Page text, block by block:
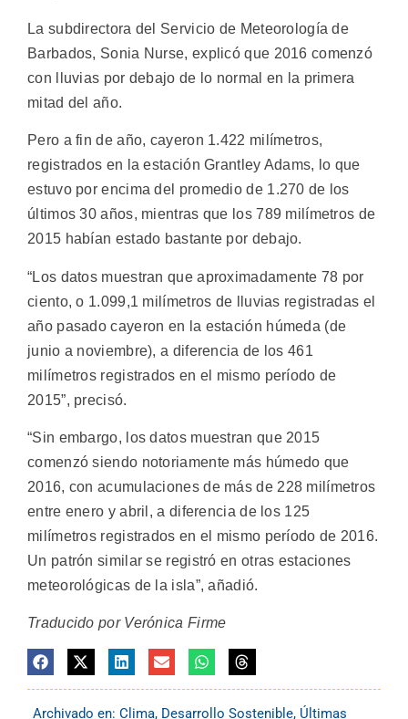
La subdirectora del Servicio de Meteorología de
Barbados, Sonia Nurse, explicó que 2016 comenzó
con lluvias por debajo de lo normal en la primera
mitad del año.
Pero a fin de año, cayeron 1.422 milímetros,
registrados en la estación Grantley Adams, lo que
estuvo por encima del promedio de 1.270 de los
últimos 30 años, mientras que los 789 milímetros de
2015 habían estado bastante por debajo.
“Los datos muestran que aproximadamente 78 por
ciento, o 1.099,1 milímetros de lluvias registradas el
año pasado cayeron en la estación húmeda (de
junio a noviembre), a diferencia de los 461
milímetros registrados en el mismo período de
2015”, precisó.
“Sin embargo, los datos muestran que 2015
comenzó siendo notoriamente más húmedo que
2016, con acumulaciones de más de 228 milímetros
entre enero y abril, a diferencia de los 125
milímetros registrados en el mismo período de 2016.
Un patrón similar se registró en otras estaciones
meteorológicas de la isla”, añadió.
Traducido por Verónica Firme
Archivado en: Clima, Desarrollo Sostenible, Últimas